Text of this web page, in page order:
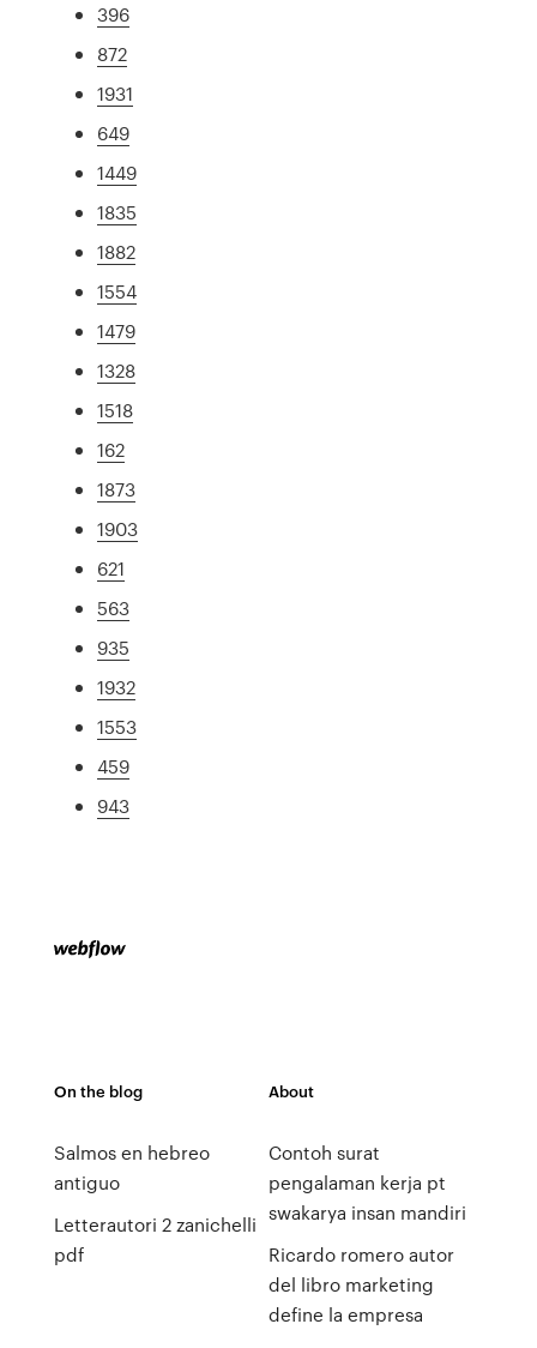
396
872
1931
649
1449
1835
1882
1554
1479
1328
1518
162
1873
1903
621
563
935
1932
1553
459
943
On the blog
Salmos en hebreo
antiguo
Letterautori 2 zanichelli
pdf
About
Contoh surat
pengalaman kerja pt
swakarya insan mandiri
Ricardo romero autor
del libro marketing
define la empresa